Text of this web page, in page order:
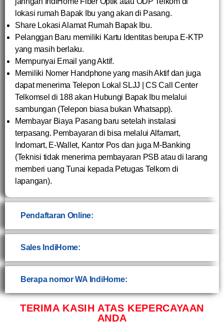
lokasi rumah Bapak Ibu yang akan di Pasang.
Share Lokasi Alamat Rumah Bapak Ibu.
Pelanggan Baru memiliki Kartu Identitas berupa E-KTP
yang masih berlaku.
Mempunyai Email yang Aktif.
Memiliki Nomer Handphone yang masih Aktif dan juga
dapat menerima Telepon Lokal SLJJ | CS Call Center
Telkomsel di 188 akan Hubungi Bapak Ibu melalui
sambungan (Telepon biasa bukan Whatsapp).
Membayar Biaya Pasang baru setelah instalasi
terpasang. Pembayaran di bisa melalui Alfamart,
Indomart, E-Wallet, Kantor Pos dan juga M-Banking
(Teknisi tidak menerima pembayaran PSB atau di larang
memberi uang Tunai kepada Petugas Telkom di
lapangan).
Pendaftaran Online:
Sales IndiHome:
Berapa nomor WA IndiHome:
TERIMA KASIH ATAS KEPERCAYAAN
ANDA